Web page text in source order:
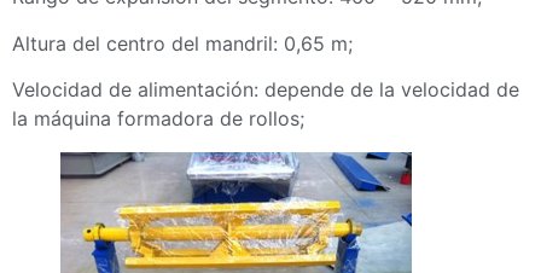
Altura del centro del mandril: 0,65 m;
Velocidad de alimentación: depende de la velocidad de
la máquina formadora de rollos;